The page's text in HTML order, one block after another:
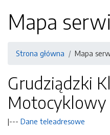
Mapa
Strona główna Mapa
Grudziądzki
Motocyklowy
|--- Dane teleadresowe